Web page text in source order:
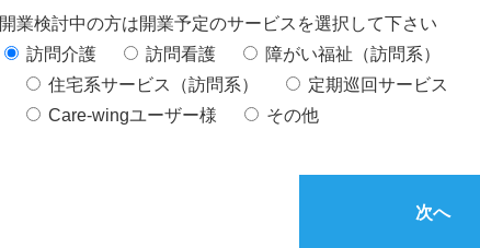
開業検討中の方は開業予定のサービスを選択して下さい
訪問介護
訪問看護
障がい福祉（訪問系）
住宅系サービス（訪問系）
定期巡回サービス
Care-wingユーザー様
その他
次へ